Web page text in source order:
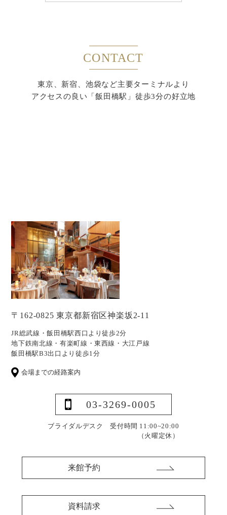
CONTACT
東京、新宿、池袋など主要ターミナルより
アクセスの良い「飯田橋駅」徒歩3分の好立地
〒162-0825 東京都新宿区神楽坂2-11
JR総武線・飯田橋駅西口より徒歩2分
地下鉄南北線・有楽町線・東西線・大江戸線
飯田橋駅B3出口より徒歩1分
会場までの経路案内
03-3269-0005
ブライダルデスク 受付時間 11:00~20:00
（火曜定休）
来館予約
資料請求